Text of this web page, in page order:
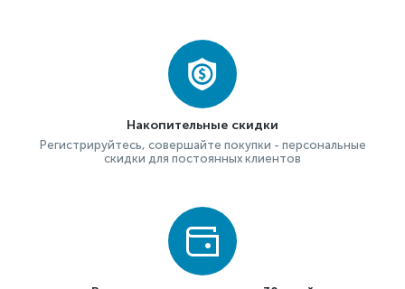
Накопительные скидки
Регистрируйтесь, совершайте покупки - персональные
скидки для постоянных клиентов